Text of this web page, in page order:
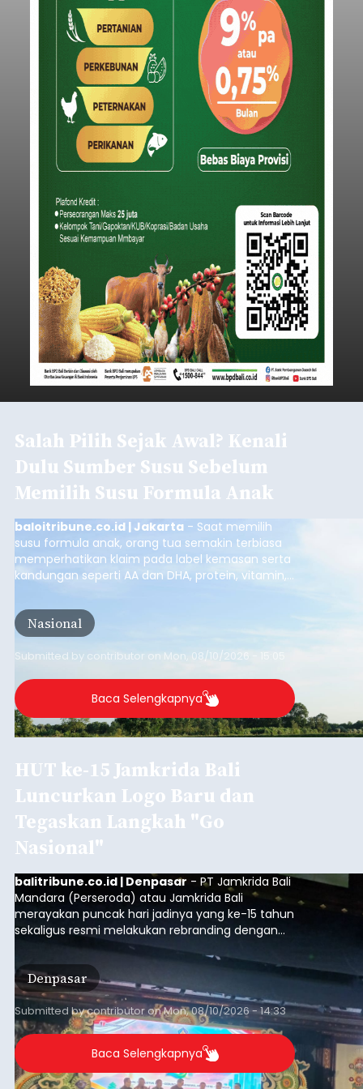
Iklan
DPRD Tabanan Pertanyakan
RDTR Baru Tuntas di 3
Kecamatan
balitribune.co.id I Tabanan -
Tabanan mempertanyakan lambannya proses
di sembilan kecamatan sebagai tindak lanjut dari
pelaksanaan RTRW.
Pasalnya, hingga saat ini dokumen tata ruang
yang tuntas baru mencakup tiga kecamatan,
sementara sisanya dinilai mandeg tanpa
kejelasan pasti. Tiga wilayah yang sudah memiliki
Tabanan, dan Selemadeg Barat.
Submitted bycontributoronSun, 08/09/2026 - 21:56
KMP Nusa Jaya Abadi Tak
Beroperasi, Kendaraan
Tujuan Nusa Penida Antre
Hingga 2 Hari
balitribune.co.id I Amlapura -
Tidak
beroperasinya kapal KMP. Nusa Jaya Abadi atau
Kapal Roro berdampak pada aktivitas